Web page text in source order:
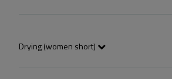
Drying (women short)